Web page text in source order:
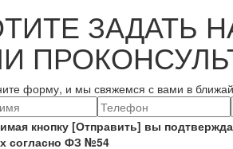
ЗАДАТЬ
форму, и мы свяжемся с вами в
кнопку [Отправить] вы
согласно ФЗ №54